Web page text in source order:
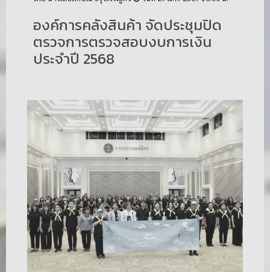
องค์การคลังสินค้า จัดประชุมปิด
ตรวจการตรวจสอบงบการเงิน
ประจำปี 2568